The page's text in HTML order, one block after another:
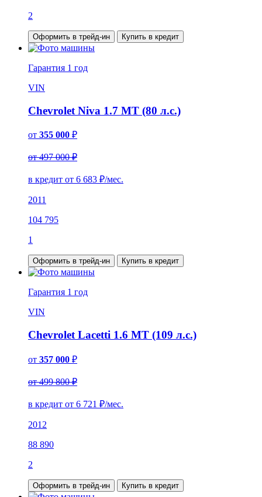
2
Оформить в трейд-ин Купить в кредит
Гарантия 1 год
VIN
Chevrolet Niva 1.7 MT (80 л.с.)
от 355 000 ₽
от 497 000 ₽
в кредит от 6 683 ₽/мес.
2011
104 795
1
Оформить в трейд-ин Купить в кредит
Гарантия 1 год
VIN
Chevrolet Lacetti 1.6 MT (109 л.с.)
от 357 000 ₽
от 499 800 ₽
в кредит от 6 721 ₽/мес.
2012
88 890
2
Оформить в трейд-ин Купить в кредит